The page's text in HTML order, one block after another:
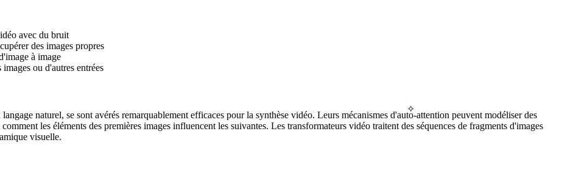
✧
avec du bruit
des images propres
à image
ou d'autres entrées
naturel, se sont avérés remarquablement efficaces pour la synthèse vidéo. Leurs mécanismes d'auto-attention peuvent modéliser des
les éléments des premières images influencent les suivantes. Les transformateurs vidéo traitent des séquences de fragments d'images
visuelle.